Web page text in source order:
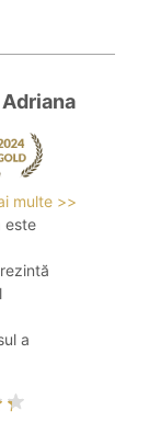
multe >>
este
a